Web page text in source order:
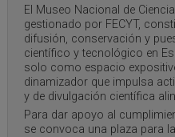
El Museo Nacional de
gestionado por FECYT,
difusión, conservación y
científico y tecnológico en
solo como espacio
dinamizador que impulsa
y de divulgación científica
Para dar apoyo al
se convoca una plaza para